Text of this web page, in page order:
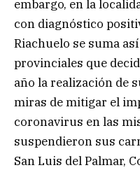
embargo, en la
con diagnóstico
Riachuelo se suma
provinciales que
año la realización de
miras de mitigar el
coronavirus en las
suspendieron sus
San Luis del Palmar,